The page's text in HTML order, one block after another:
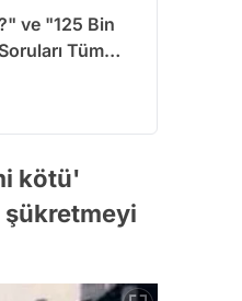
ve "125 Bin
Tüm
kötü'
şükretmeyi